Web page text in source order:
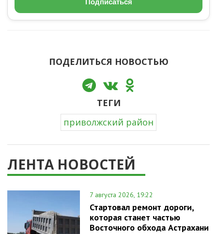
Подписаться
ПОДЕЛИТЬСЯ НОВОСТЬЮ
ТЕГИ
приволжский район
ЛЕНТА НОВОСТЕЙ
7 августа 2026, 19:22
Стартовал ремонт дороги,
которая станет частью
Восточного обхода Астрахани